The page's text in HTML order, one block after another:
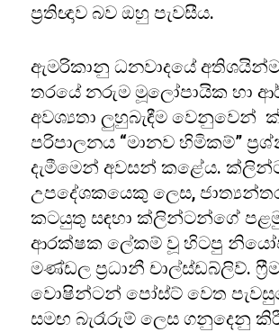
ප්‍රතිඥාව බව ඔහු පැවසීය.
ඇමරිකානු ධනවාදයේ
තරයේ නරුම මූලෝපායික හා
අවශ්‍යතා ලුහුබැඳීම වෙනුවෙන්
පරිපාලනය “මානව හිමිකම්”
දැමීමෙන් අවසන් කළේය.
උපදේශකයෙකු ලෙස,
කටයුතු සඳහා ක්ලින්ටන්ගේ
ආරක්ෂක ලේකම් වූ හිටපු
මණ්ඩල ප්‍රධානී චාල්ස්ඩබ්ලිව්.
වොෂින්ටන් පෝස්ට් වෙත
සමඟ බැරෑරුම් ලෙස ගනුදෙනු